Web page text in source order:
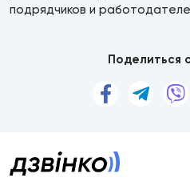
подрядчиков и
Поделиться